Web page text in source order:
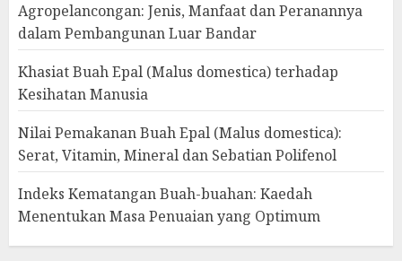
Agropelancongan: Jenis, Manfaat dan Peranannya
dalam Pembangunan Luar Bandar
Khasiat Buah Epal (Malus domestica) terhadap
Kesihatan Manusia
Nilai Pemakanan Buah Epal (Malus domestica):
Serat, Vitamin, Mineral dan Sebatian Polifenol
Indeks Kematangan Buah-buahan: Kaedah
Menentukan Masa Penuaian yang Optimum